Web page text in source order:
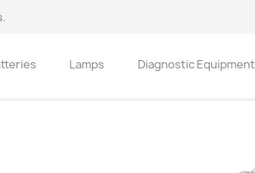
Lamps Diagnostic Equipment